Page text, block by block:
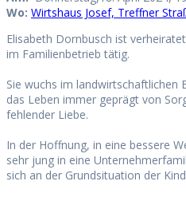
Wo: Wirtshaus Josef, Treffner
Elisabeth Dornbusch ist
im Familienbetrieb tätig.
Sie wuchs im landwirtschaftlichen
das Leben immer geprägt von
fehlender Liebe.
In der Hoffnung, in eine bessere
sehr jung in eine
sich an der Grundsituation der